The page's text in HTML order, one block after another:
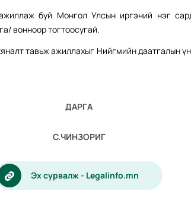
буй Монгол Улсын иргэний нэг
вонноор тогтоосугай.
тавьж ажиллахыг Нийгмийн даатгалын
ДАРГА
С.ЧИНЗОРИГ
Эх сурвалж - Legalinfo.mn